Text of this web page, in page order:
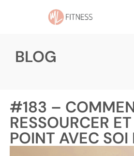
BLOG
#183 –
RESSOURCER
POINT AVEC SOI